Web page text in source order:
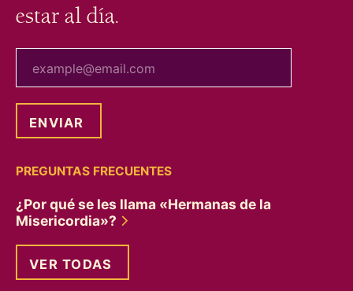
estar al día.
PREGUNTAS FRECUENTES
¿Por qué se les llama «Hermanas de la
Misericordia»?
VER TODAS